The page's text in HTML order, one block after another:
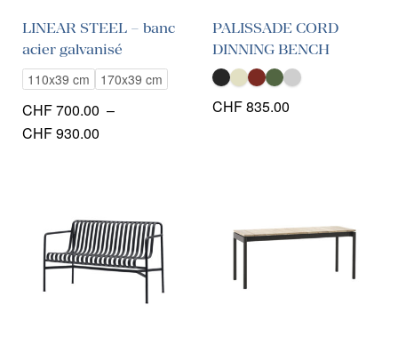
LINEAR STEEL – banc
acier galvanisé
110x39 cm
170x39 cm
CHF700.00 –
CHF930.00
à
CHF 930.00
PALISSADE CORD
DINNING BENCH
CHF835.00